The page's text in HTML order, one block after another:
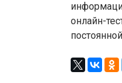
онлайн-